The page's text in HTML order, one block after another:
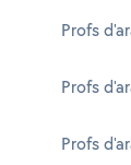
Profs
Profs
Profs